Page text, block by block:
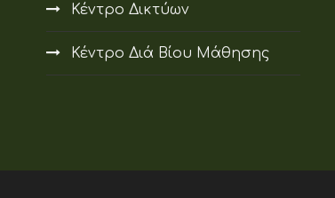
Κέντρο Δικτύων
Κέντρο Διά Βίου Μάθησης